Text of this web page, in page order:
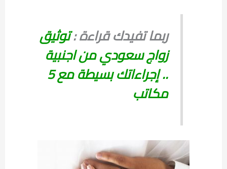
ربما تفيدك قراءة :توثيق
زواج سعودي من اجنبية
.. إجراءاتك بسيطة مع 5
مكاتب